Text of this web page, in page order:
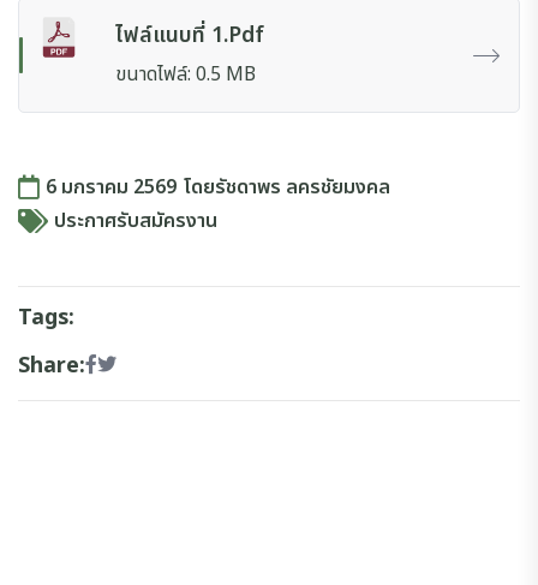
ไฟล์แนบที่ 1.pdf
ขนาดไฟล์: 0.5 MB
6 มกราคม 2569 โดยรัชดาพร ลครชัยมงคล
ประกาศรับสมัครงาน
Tags:
Share: